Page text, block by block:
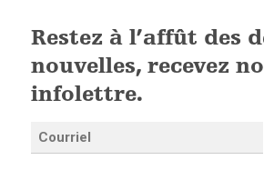
Restez à l’affût des
nouvelles, recevez
infolettre.